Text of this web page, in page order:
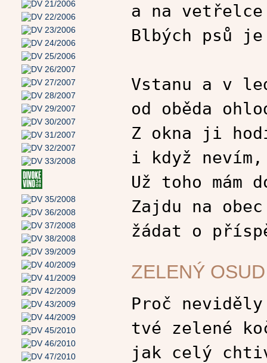
a na
Blbých psů
Vstanu a v
od oběda
Z okna ji
i když
Už toho
Zajdu na
žádat o
ZELENÝ OSUD
Proč neviděly
tvé zelené
jak celý